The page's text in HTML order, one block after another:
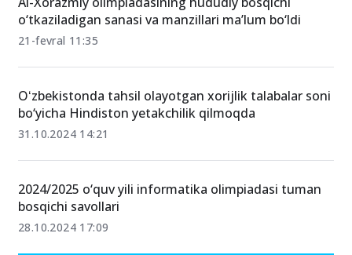
o‘tkaziladigan sanasi va manzillari ma’lum bo‘ldi
21-fevral 11:35
Oʻzbekistonda tahsil olayotgan xorijlik talabalar soni
bo‘yicha Hindiston yetakchilik qilmoqda
31.10.2024 14:21
2024/2025 o‘quv yili informatika olimpiadasi tuman
bosqichi savollari
28.10.2024 17:09